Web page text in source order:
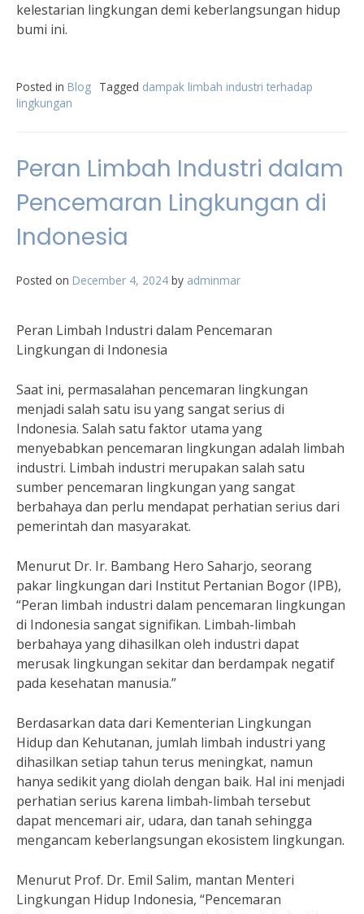
kelestarian lingkungan demi keberlangsungan hidup
bumi ini.
Posted in Blog Tagged dampak limbah industri terhadap
lingkungan
Peran Limbah Industri dalam
Pencemaran Lingkungan di
Indonesia
Posted on December 4, 2024 by adminmar
Peran Limbah Industri dalam Pencemaran
Lingkungan di Indonesia
Saat ini, permasalahan pencemaran lingkungan
menjadi salah satu isu yang sangat serius di
Indonesia. Salah satu faktor utama yang
menyebabkan pencemaran lingkungan adalah limbah
industri. Limbah industri merupakan salah satu
sumber pencemaran lingkungan yang sangat
berbahaya dan perlu mendapat perhatian serius dari
pemerintah dan masyarakat.
Menurut Dr. Ir. Bambang Hero Saharjo, seorang
pakar lingkungan dari Institut Pertanian Bogor (IPB),
“Peran limbah industri dalam pencemaran lingkungan
di Indonesia sangat signifikan. Limbah-limbah
berbahaya yang dihasilkan oleh industri dapat
merusak lingkungan sekitar dan berdampak negatif
pada kesehatan manusia.”
Berdasarkan data dari Kementerian Lingkungan
Hidup dan Kehutanan, jumlah limbah industri yang
dihasilkan setiap tahun terus meningkat, namun
hanya sedikit yang diolah dengan baik. Hal ini menjadi
perhatian serius karena limbah-limbah tersebut
dapat mencemari air, udara, dan tanah sehingga
mengancam keberlangsungan ekosistem lingkungan.
Menurut Prof. Dr. Emil Salim, mantan Menteri
Lingkungan Hidup Indonesia, “Pencemaran